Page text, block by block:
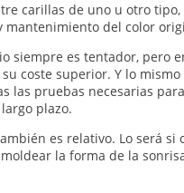
carillas de uno u otro
mantenimiento del color
siempre es tentador, pero
coste superior. Y lo
las pruebas necesarias
plazo.
es relativo. Lo será
la forma de la